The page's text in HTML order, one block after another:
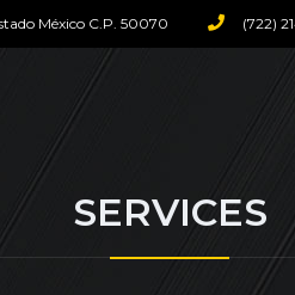
México C.P. 50070 (722)
SERVICES